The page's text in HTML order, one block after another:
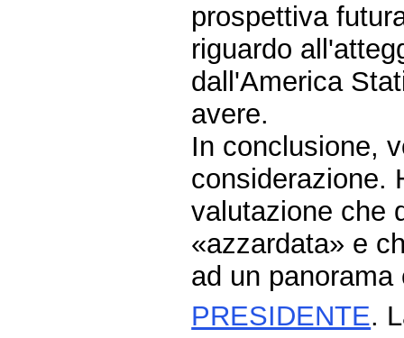
prospettiva
riguardo
dall'America
avere.
In conclusione,
considerazione.
valutazione che
«azzardata» e
ad un
PRESIDENTE.